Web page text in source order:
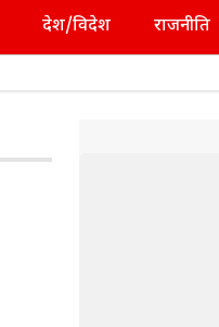
देश/विदेश राजनीति